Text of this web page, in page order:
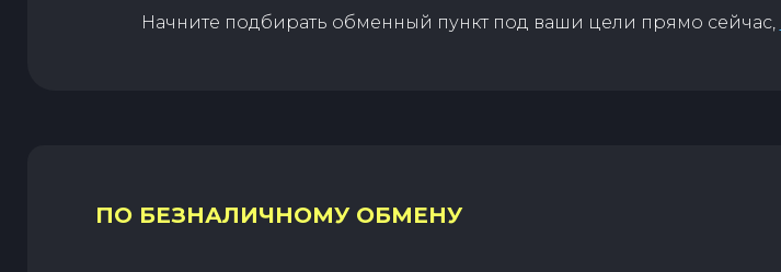
Начните подбирать обменный пункт под ваши цели прямо сейчас,
ПО БЕЗНАЛИЧНОМУ ОБМЕНУ